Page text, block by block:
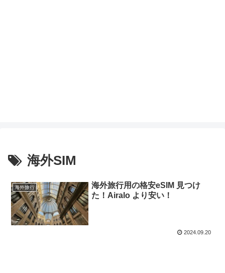
海外SIM
海外旅行
海外旅行用の格安eSIM 見つけ
た！Airalo より安い！
2024.09.20